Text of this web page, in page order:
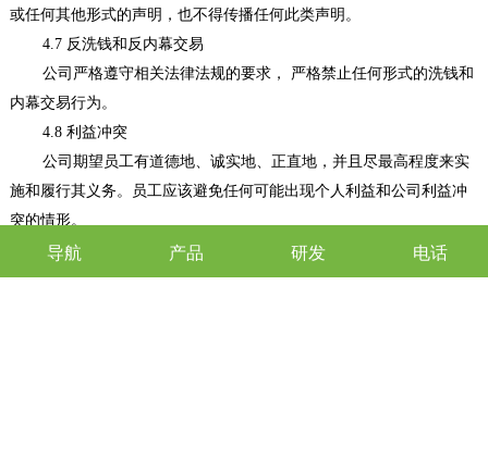
或任何其他形式的声明，也不得传播任何此类声明。
4.7 反洗钱和反内幕交易
公司严格遵守相关法律法规的要求， 严格禁止任何形式的洗钱和
内幕交易行为。
4.8 利益冲突
公司期望员工有道德地、诚实地、正直地，并且尽最高程度来实
施和履行其义务。员工应该避免任何可能出现个人利益和公司利益冲
突的情形。
5. 投诉与举报
导航 产品 研发 电话